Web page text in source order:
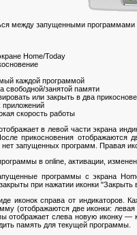
между запущенными программами
Home/Today
каждой программой
свободной/занятой памяти
или закрыть в два
приложений
скорость работы
в левой части экрана
прикосновения отображаются
запущенных программ. Правая
в online, активации,
программы с экрана
при нажатии иконки "Закрыть
иконок справа от индикаторов.
(отображаются две иконки:
отображает слева новую иконку
память для текущей программы.